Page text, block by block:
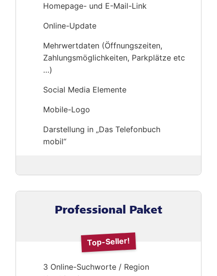
Homepage- und E-Mail-Link
Online-Update
Mehrwertdaten (Öffnungszeiten,
Zahlungsmöglichkeiten, Parkplätze etc
…)
Social Media Elemente
Mobile-Logo
Darstellung in „Das Telefonbuch
mobil“
Professional Paket
3 Online-Suchworte / Region